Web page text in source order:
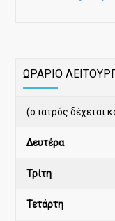
ΩΡΑΡΙΟ
(ο ιατρός δέχεται
Δευτέρα
Τρίτη
Τετάρτη